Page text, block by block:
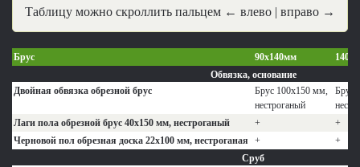
Таблицу можно скроллить пальцем ← влево | вправо →
Брус 90х140мм
Обвязка, основание
Двойная обвязка обрезной брус
Брус 100х150 мм,
нестроганый
Брус
Лаги пола обрезной брус 40х150 мм, нестроганый
+
+
Черновой пол обрезная доска 22х100 мм, нестроганая
+
+
Сруб